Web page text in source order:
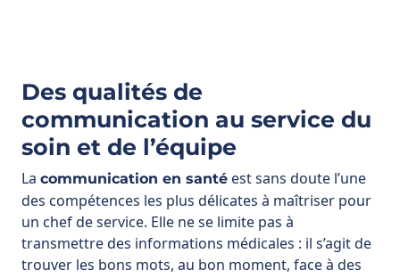
Lacommunication en santé
des compétences les plus délicates à maîtriser pour
un chef de service. Elle ne se limite pas à
transmettre des informations médicales : il s’agit de
trouver les bons mots, au bon moment, face à des
interlocuteurs très différents (patients, familles,
équipes, direction).